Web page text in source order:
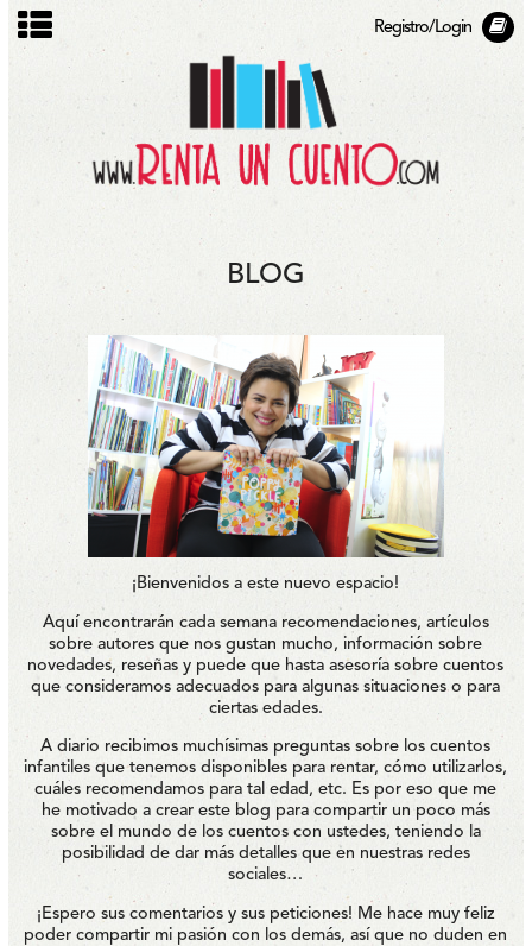
Registro/Login
BLOG
¡Bienvenidos a este nuevo espacio!
Aquí encontrarán cada semana recomendaciones, artículos
sobre autores que nos gustan mucho, información sobre
novedades, reseñas y puede que hasta asesoría sobre cuentos
que consideramos adecuados para algunas situaciones o para
ciertas edades.
A diario recibimos muchísimas preguntas sobre los cuentos
infantiles que tenemos disponibles para rentar, cómo utilizarlos,
cuáles recomendamos para tal edad, etc. Es por eso que me
he motivado a crear este blog para compartir un poco más
sobre el mundo de los cuentos con ustedes, teniendo la
posibilidad de dar más detalles que en nuestras redes
sociales…
¡Espero sus comentarios y sus peticiones! Me hace muy feliz
poder compartir mi pasión con los demás, así que no duden en